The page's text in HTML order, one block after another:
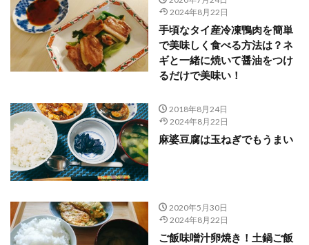
2024年8月22日
手頃なタイ産冷凍鴨肉を簡単
で美味しく食べる方法は？ネ
ギと一緒に焼いて醤油をつけ
るだけで美味い！
2018年8月24日
2024年8月22日
麻婆豆腐は玉ねぎでもうまい
2020年5月30日
2024年8月22日
ご飯味噌汁卵焼き！土鍋ご飯